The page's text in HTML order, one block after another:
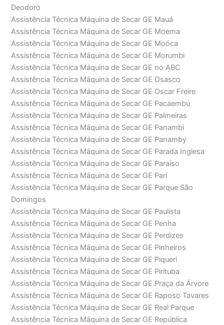
Deodoro
Assistência Técnica Máquina de Secar GE Mauá
Assistência Técnica Máquina de Secar GE Moema
Assistência Técnica Máquina de Secar GE Moóca
Assistência Técnica Máquina de Secar GE Morumbi
Assistência Técnica Máquina de Secar GE no ABC
Assistência Técnica Máquina de Secar GE Osasco
Assistência Técnica Máquina de Secar GE Oscar Freire
Assistência Técnica Máquina de Secar GE Pacaembú
Assistência Técnica Máquina de Secar GE Palmeiras
Assistência Técnica Máquina de Secar GE Panambi
Assistência Técnica Máquina de Secar GE Panamby
Assistência Técnica Máquina de Secar GE Parada Inglesa
Assistência Técnica Máquina de Secar GE Paraíso
Assistência Técnica Máquina de Secar GE Pari
Assistência Técnica Máquina de Secar GE Parque São
Domingos
Assistência Técnica Máquina de Secar GE Paulista
Assistência Técnica Máquina de Secar GE Penha
Assistência Técnica Máquina de Secar GE Perdizes
Assistência Técnica Máquina de Secar GE Pinheiros
Assistência Técnica Máquina de Secar GE Piqueri
Assistência Técnica Máquina de Secar GE Pirituba
Assistência Técnica Máquina de Secar GE Praça da Árvore
Assistência Técnica Máquina de Secar GE Raposo Tavares
Assistência Técnica Máquina de Secar GE Real Parque
Assistência Técnica Máquina de Secar GE República